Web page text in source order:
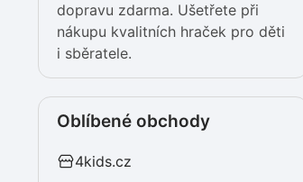
dopravu zdarma. Ušetřete při
nákupu kvalitních hraček pro děti
i sběratele.
Oblíbené obchody
4kids.cz